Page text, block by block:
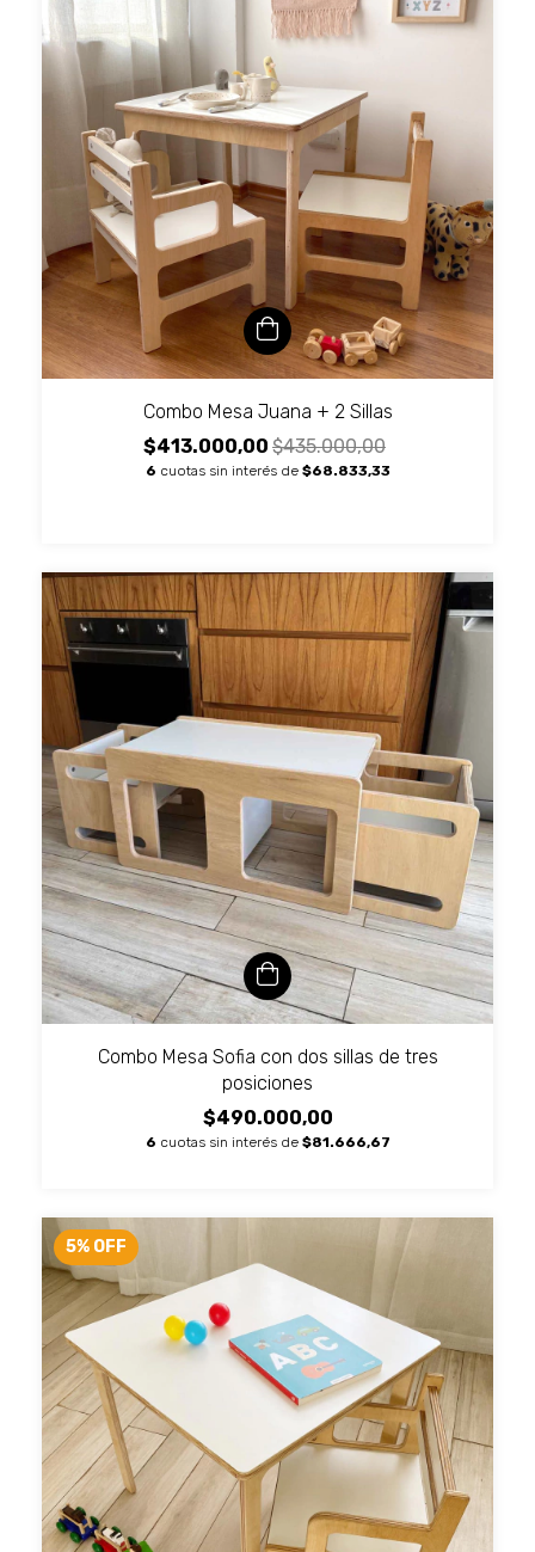
Combo Mesa Juana + 2 Sillas
$413.000,00 $435.000,00
6 cuotas sin interés de $68.833,33
Combo Mesa Sofia con dos sillas de tres
posiciones
$490.000,00
6 cuotas sin interés de $81.666,67
5% OFF